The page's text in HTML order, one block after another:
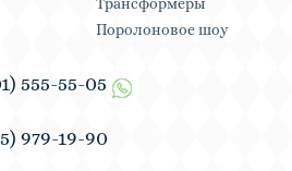
Поролоновое шоу
555-55-05
979-19-90